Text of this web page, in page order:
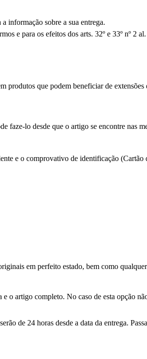
informação sobre a sua entrega.
e para os efeitos dos arts. 32º e 33º nº 2
que podem beneficiar de extensões
faze-lo desde que o artigo se encontre nas
e o comprovativo de identificação (Cartão
em perfeito estado, bem como
artigo completo. No caso de esta opção
de 24 horas desde a data da entrega.